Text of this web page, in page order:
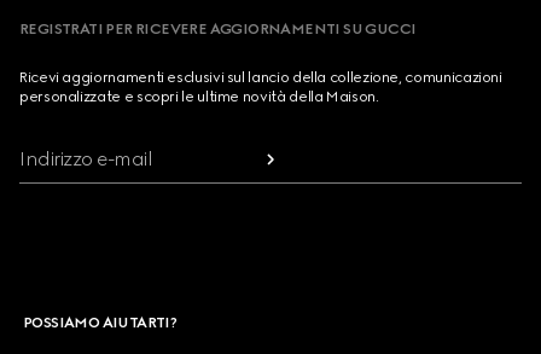
REGISTRATI PER RICEVERE AGGIORNAMENTI SU GUCCI
Ricevi aggiornamenti esclusivi sul lancio della collezione, comunicazioni
personalizzate e scopri le ultime novità della Maison.
Indirizzo e-mail
POSSIAMO AIUTARTI?